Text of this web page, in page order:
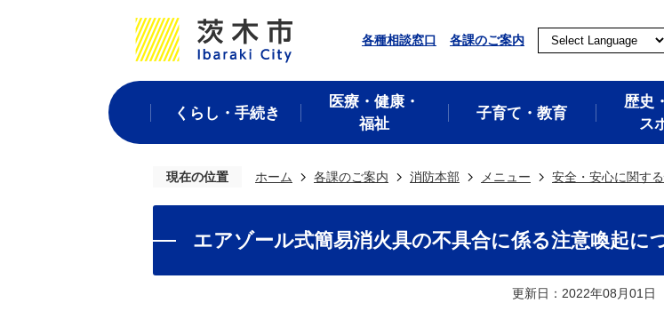
各種相談窓口 各課のご案内
くらし・手続き
医療・健康・
福祉
子育て・教育
歴史
ス
現在の位置 ホーム 各課のご案内 消防本部 メニュー 安全・安心に関す
エアゾール式簡易消火具の不具合に係る注意喚起に
更新日：2022年08月01日